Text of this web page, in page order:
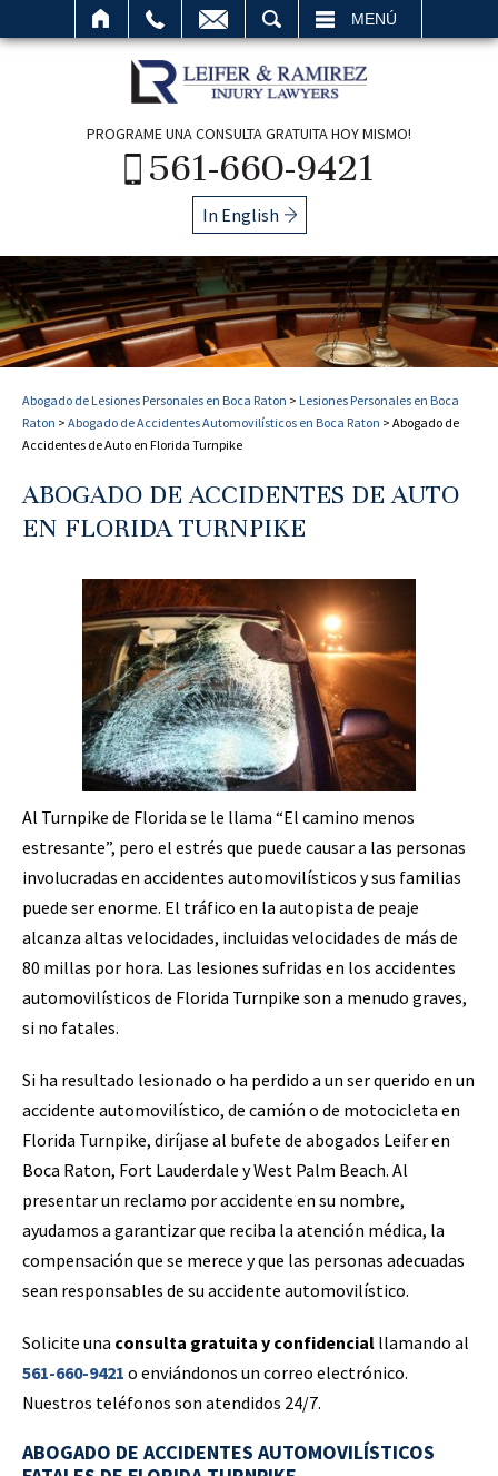
MENÚ
PROGRAME UNA CONSULTA GRATUITA HOY MISMO!
561-660-9421
In English
Abogado de Lesiones Personales en Boca Raton > Lesiones Personales en Boca
Raton > Abogado de Accidentes Automovilísticos en Boca Raton > Abogado de
Accidentes de Auto en Florida Turnpike
ABOGADO DE ACCIDENTES DE AUTO
EN FLORIDA TURNPIKE
Al Turnpike de Florida se le llama “El camino menos
estresante”, pero el estrés que puede causar a las personas
involucradas en accidentes automovilísticos y sus familias
puede ser enorme. El tráfico en la autopista de peaje
alcanza altas velocidades, incluidas velocidades de más de
80 millas por hora. Las lesiones sufridas en los accidentes
automovilísticos de Florida Turnpike son a menudo graves,
si no fatales.
Si ha resultado lesionado o ha perdido a un ser querido en un
accidente automovilístico, de camión o de motocicleta en
Florida Turnpike, diríjase al bufete de abogados Leifer en
Boca Raton, Fort Lauderdale y West Palm Beach. Al
presentar un reclamo por accidente en su nombre,
ayudamos a garantizar que reciba la atención médica, la
compensación que se merece y que las personas adecuadas
sean responsables de su accidente automovilístico.
Solicite una consulta gratuita y confidencial llamando al
561-660-9421 o enviándonos un correo electrónico.
Nuestros teléfonos son atendidos 24/7.
ABOGADO DE ACCIDENTES AUTOMOVILÍSTICOS